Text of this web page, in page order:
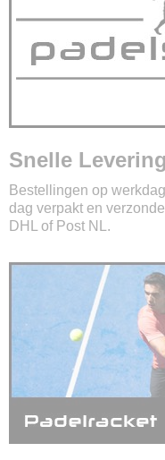
Snelle Levering
Bestellingen op
dag verpakt en
DHL of Post NL.